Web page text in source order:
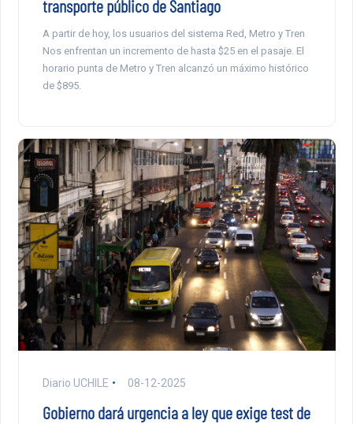
transporte público de Santiago
A partir de hoy, los usuarios del sistema Red, Metro y Tren
Nos enfrentan un incremento de hasta $25 en el pasaje. El
horario punta de Metro y Tren alcanzó un máximo histórico
de $895.
Diario UCHILE 08-12-2025
Gobierno dará urgencia a ley que exige test de